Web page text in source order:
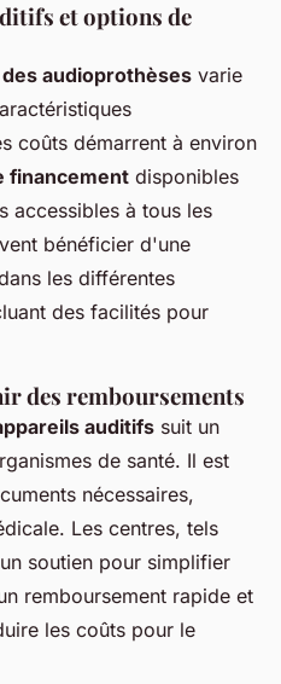
et options de
audioprothèses varie
coûts démarrent à environ
financement disponibles
accessibles à tous les
bénéficier d'une
les différentes
des facilités pour
des remboursements
auditifs suit un
de santé. Il est
nécessaires,
Les centres, tels
soutien pour simplifier
remboursement rapide et
les coûts pour le